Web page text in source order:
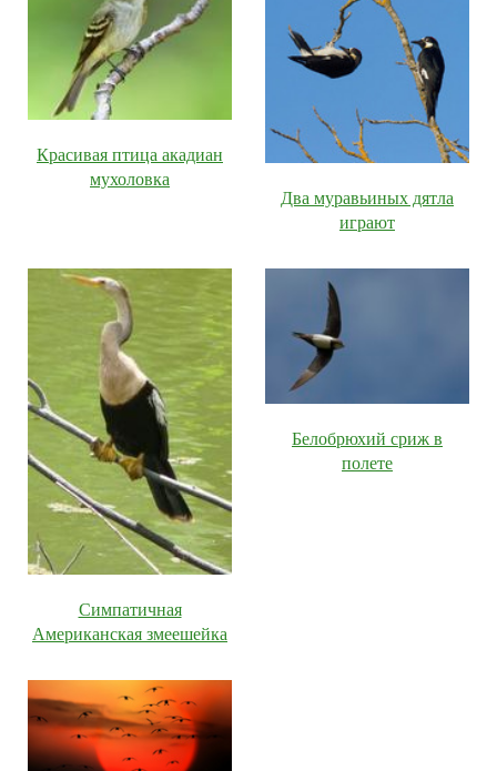
Красивая птица акадиан
мухоловка
Два муравьиных дятла
играют
Симпатичная
Американская змеешейка
Белобрюхий сриж в
полете